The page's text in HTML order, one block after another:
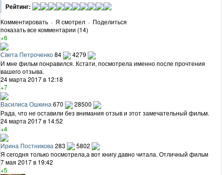
Рейтинг:
Комментировать · Я смотрел · Поделиться
показать все комментарии (14)
+6
Света Петроченко84
4279
И мне фильм понравился. Кстати, посмотрела именно после прочтения
вашего отзыва.
24 марта 2017 в 12:18
+7
Василиса Ошкина 670
28500
Рада, что не оставили без внимания отзыв и этот замечательный фильм.
24 марта 2017 в 14:52
+4
Ирина Постникова 283
5802
Я сегодня только посмотрела,а вот книгу давно читала. Отличный фильм
7 мая 2017 в 19:42
+5